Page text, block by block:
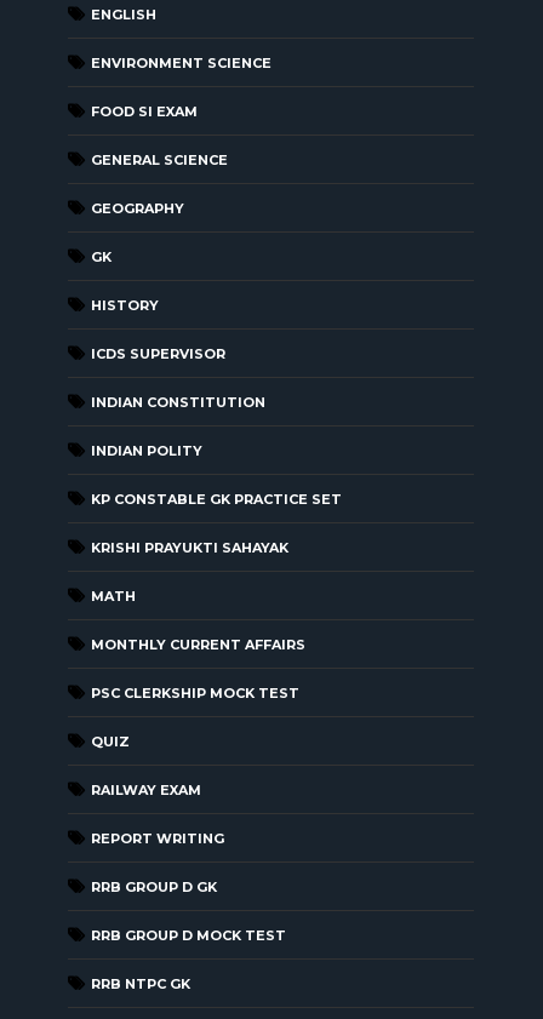
ENGLISH
ENVIRONMENT SCIENCE
FOOD SI EXAM
GENERAL SCIENCE
GEOGRAPHY
GK
HISTORY
ICDS SUPERVISOR
INDIAN CONSTITUTION
INDIAN POLITY
KP CONSTABLE GK PRACTICE SET
KRISHI PRAYUKTI SAHAYAK
MATH
MONTHLY CURRENT AFFAIRS
PSC CLERKSHIP MOCK TEST
QUIZ
RAILWAY EXAM
REPORT WRITING
RRB GROUP D GK
RRB GROUP D MOCK TEST
RRB NTPC GK